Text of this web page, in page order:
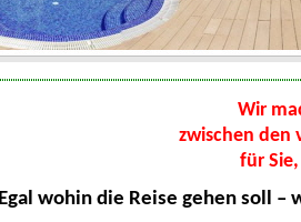
Wir
zwischen den
für
Egal wohin die Reise gehen soll